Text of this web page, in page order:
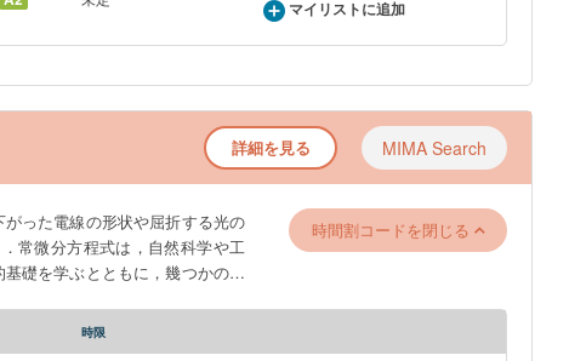
マイリストに追加
詳細を見る MIMA Search
った電線の形状や屈折する光の
常微分方程式は，自然科学や工
礎を学ぶとともに，幾つかの重
の知識の総合的応用篇であると
時間割コードを閉じる
時限